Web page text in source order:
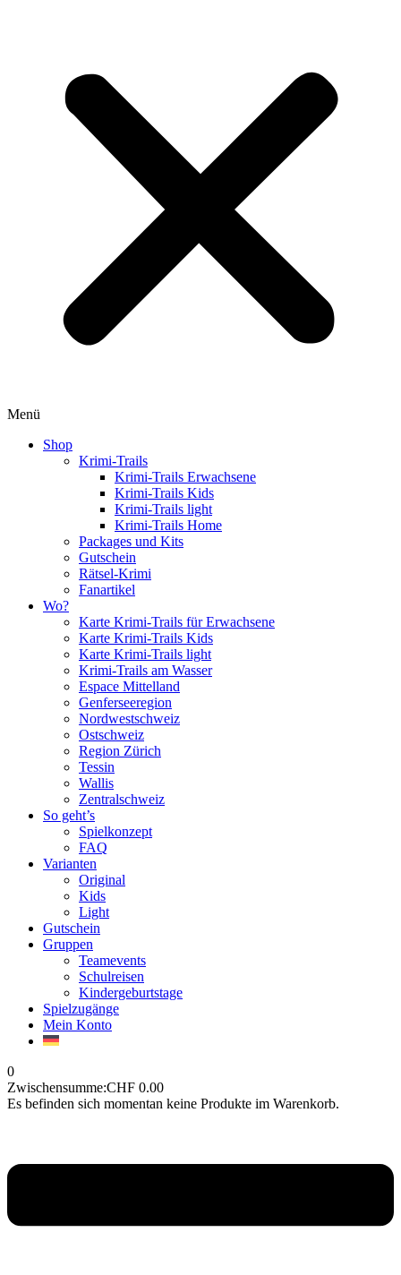
Menü
Shop
Krimi-Trails
Krimi-Trails Erwachsene
Krimi-Trails Kids
Krimi-Trails light
Krimi-Trails Home
Packages und Kits
Gutschein
Rätsel-Krimi
Fanartikel
Wo?
Karte Krimi-Trails für Erwachsene
Karte Krimi-Trails Kids
Karte Krimi-Trails light
Krimi-Trails am Wasser
Espace Mittelland
Genferseeregion
Nordwestschweiz
Ostschweiz
Region Zürich
Tessin
Wallis
Zentralschweiz
So geht’s
Spielkonzept
FAQ
Varianten
Original
Kids
Light
Gutschein
Gruppen
Teamevents
Schulreisen
Kindergeburtstage
Spielzugänge
Mein Konto
0
Zwischensumme:CHF 0.00
Es befinden sich momentan keine Produkte im Warenkorb.